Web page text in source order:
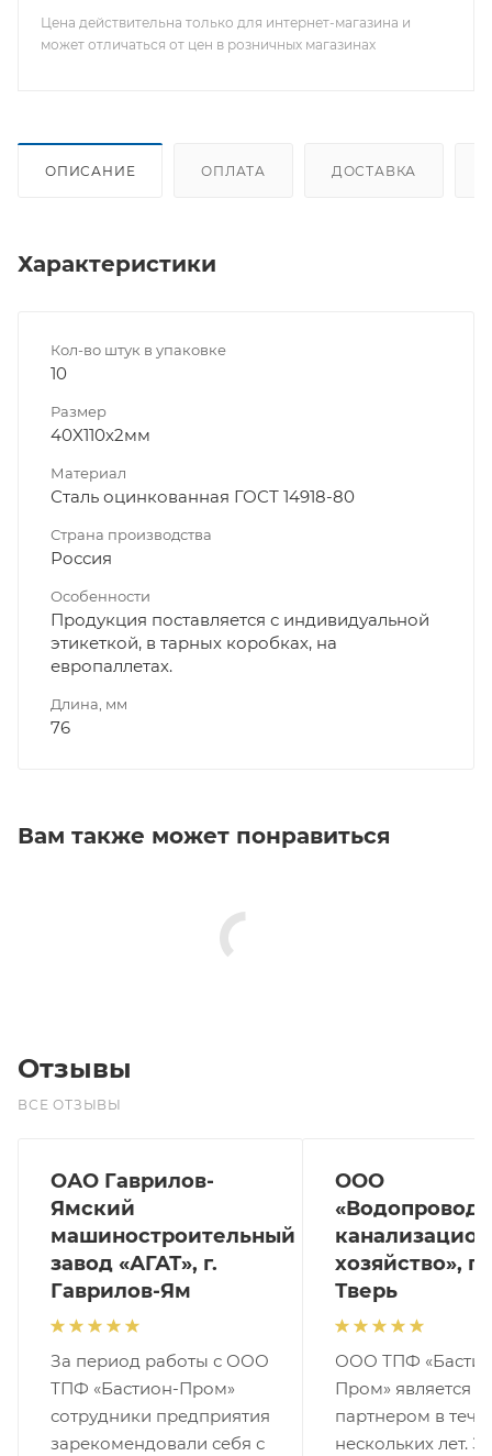
Цена действительна только для интернет-магазина и
может отличаться от цен в розничных магазинах
ОПИСАНИЕ ОПЛАТА ДОСТАВКА
Характеристики
Кол-во штук в упаковке
10
Размер
40X110х2мм
Материал
Сталь оцинкованная ГОСТ 14918-80
Страна производства
Россия
Особенности
Продукция поставляется с индивидуальной
этикеткой, в тарных коробках, на
европаллетах.
Длина, мм
76
Вам также может понравиться
Отзывы
ВСЕ ОТЗЫВЫ
ОАО Гаврилов-
Ямский
машиностроительный
завод «АГАТ», г.
Гаврилов-Ям
За период работы с ООО
ТПФ «Бастион-Пром»
сотрудники предприятия
зарекомендовали себя с
ООО
хозяйство», г.
Тверь
ООО ТПФ
Пром» является
партнером в
нескольких лет.